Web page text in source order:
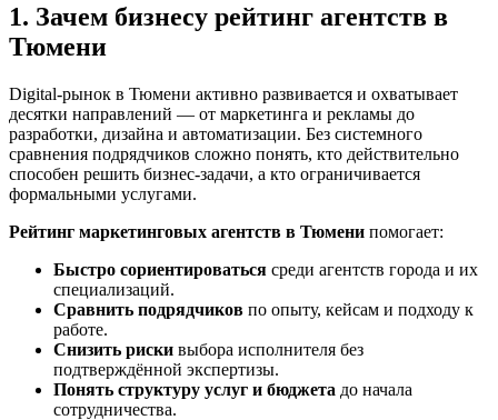
1. Зачем бизнесу рейтинг агентств в
Тюмени
Digital-рынок в Тюмени активно развивается и охватывает
десятки направлений — от маркетинга и рекламы до
разработки, дизайна и автоматизации. Без системного
сравнения подрядчиков сложно понять, кто действительно
способен решить бизнес-задачи, а кто ограничивается
формальными услугами.
Рейтинг маркетинговых агентств в Тюмени помогает:
Быстро сориентироваться среди агентств города и их
специализаций.
Сравнить подрядчиков по опыту, кейсам и подходу к
работе.
Снизить риски выбора исполнителя без
подтверждённой экспертизы.
Понять структуру услуг и бюджета до начала
сотрудничества.